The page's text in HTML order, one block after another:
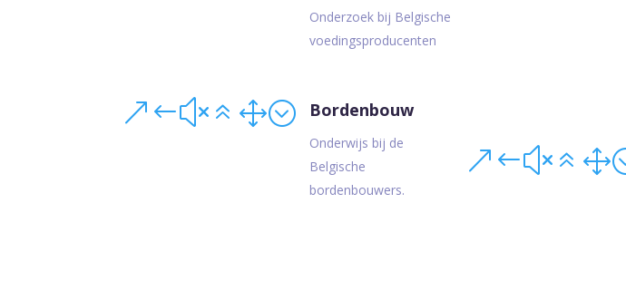
Onderzoek bij Belgische
voedingsproducenten
&#x61; Bordenbouw
Onderwijs bij de
Belgische
bordenbouwers.